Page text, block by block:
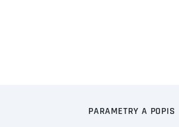
PARAMETRY A POPIS